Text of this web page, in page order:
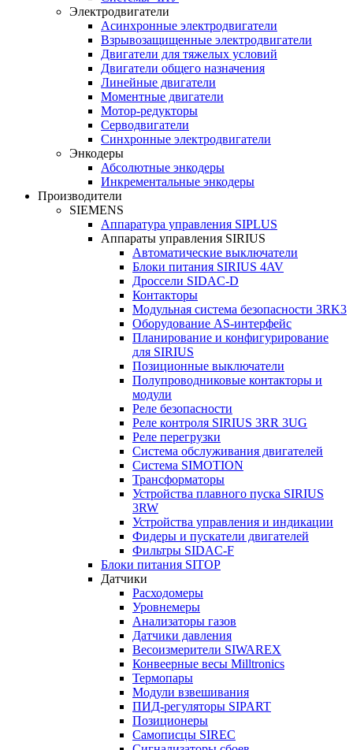
Электродвигатели
Асинхронные электродвигатели
Взрывозащищенные электродвигатели
Двигатели для тяжелых условий
Двигатели общего назначения
Линейные двигатели
Моментные двигатели
Мотор-редукторы
Серводвигатели
Синхронные электродвигатели
Энкодеры
Абсолютные энкодеры
Инкрементальные энкодеры
Производители
SIEMENS
Аппаратура управления SIPLUS
Аппараты управления SIRIUS
Автоматические выключатели
Блоки питания SIRIUS 4AV
Дроссели SIDAC-D
Контакторы
Модульная система безопасности 3RK3
Оборудование AS-интерфейс
Планирование и конфигурирование
для SIRIUS
Позиционные выключатели
Полупроводниковые контакторы и
модули
Реле безопасности
Реле контроля SIRIUS 3RR 3UG
Реле перегрузки
Сиcтема обслуживания двигателей
Система SIMOTION
Трансформаторы
Устройства плавного пуска SIRIUS
3RW
Устройства управления и индикации
Фидеры и пускатели двигателей
Фильтры SIDAC-F
Блоки питания SITOP
Датчики
Расходомеры
Уровнемеры
Анализаторы газов
Датчики давления
Весоизмерители SIWAREX
Конвеерные весы Milltronics
Термопары
Модули взвешивания
ПИД-регуляторы SIPART
Позиционеры
Самописцы SIREC